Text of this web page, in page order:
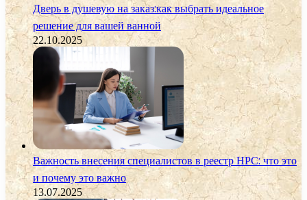
Дверь в душевую на заказ:как выбрать идеальное
решение для вашей ванной
22.10.2025
Важность внесения специалистов в реестр НРС: что это
и почему это важно
13.07.2025